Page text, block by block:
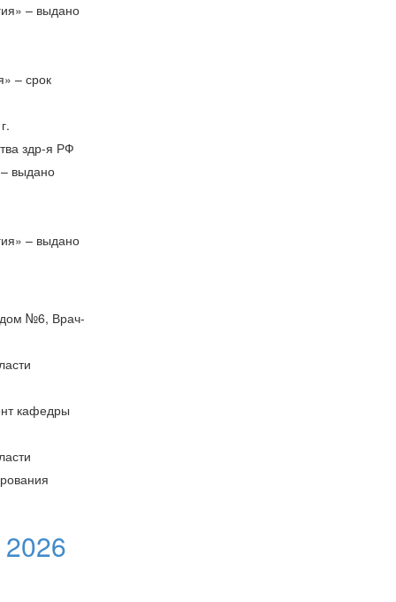
– выдано
– срок
здр-я РФ
выдано
– выдано
дом №6, Врач-
кафедры